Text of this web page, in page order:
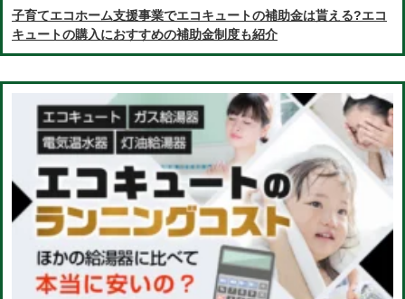
子育てエコホーム支援事業でエコキュートの補助金は貰える?エコ
キュートの購入におすすめの補助金制度も紹介